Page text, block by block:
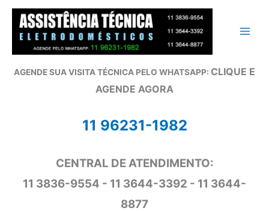
conteúdo
AGENDE SUA VISITA TÉCNICA PELO WHATSAPP: CLIQUE E
AGENDE AGORA
11 96231-1982
CENTRAL DE ATENDIMENTO:
11 3836-9554 - 11 3644-3392 - 11 3644-
8877